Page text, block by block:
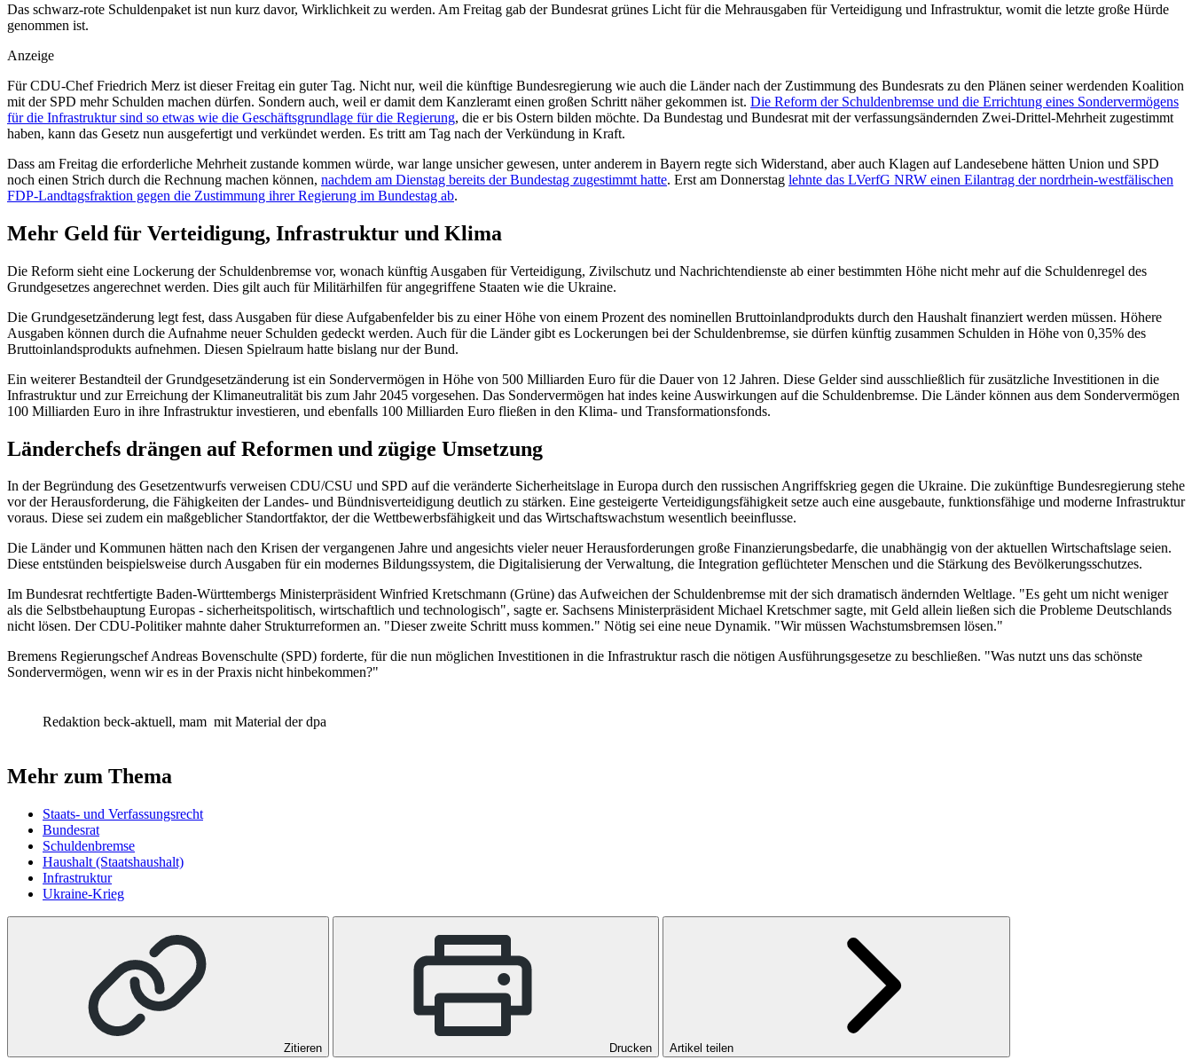
Das schwarz-rote Schuldenpaket ist nun kurz davor, Wirklichkeit zu werden. Am Freitag gab der Bundesrat grünes Licht für die Mehrausgaben für Verteidigung und Infrastruktur, womit die letzte große Hürde
genommen ist.
Anzeige
Für CDU-Chef Friedrich Merz ist dieser Freitag ein guter Tag. Nicht nur, weil die künftige Bundesregierung wie auch die Länder nach der Zustimmung des Bundesrats zu den Plänen seiner werdenden Koalition
mit der SPD mehr Schulden machen dürfen. Sondern auch, weil er damit dem Kanzleramt einen großen Schritt näher gekommen ist. Die Reform der Schuldenbremse und die Errichtung eines Sondervermögens
für die Infrastruktur sind so etwas wie die Geschäftsgrundlage für die Regierung, die er bis Ostern bilden möchte. Da Bundestag und Bundesrat mit der verfassungsändernden Zwei-Drittel-Mehrheit zugestimmt
haben, kann das Gesetz nun ausgefertigt und verkündet werden. Es tritt am Tag nach der Verkündung in Kraft.
Dass am Freitag die erforderliche Mehrheit zustande kommen würde, war lange unsicher gewesen, unter anderem in Bayern regte sich Widerstand, aber auch Klagen auf Landesebene hätten Union und SPD
noch einen Strich durch die Rechnung machen können, nachdem am Dienstag bereits der Bundestag zugestimmt hatte. Erst am Donnerstag lehnte das LVerfG NRW einen Eilantrag der nordrhein-westfälischen
FDP-Landtagsfraktion gegen die Zustimmung ihrer Regierung im Bundestag ab.
Mehr Geld für Verteidigung, Infrastruktur und Klima
Die Reform sieht eine Lockerung der Schuldenbremse vor, wonach künftig Ausgaben für Verteidigung, Zivilschutz und Nachrichtendienste ab einer bestimmten Höhe nicht mehr auf die Schuldenregel des
Grundgesetzes angerechnet werden. Dies gilt auch für Militärhilfen für angegriffene Staaten wie die Ukraine.
Die Grundgesetzänderung legt fest, dass Ausgaben für diese Aufgabenfelder bis zu einer Höhe von einem Prozent des nominellen Bruttoinlandprodukts durch den Haushalt finanziert werden müssen. Höhere
Ausgaben können durch die Aufnahme neuer Schulden gedeckt werden. Auch für die Länder gibt es Lockerungen bei der Schuldenbremse, sie dürfen künftig zusammen Schulden in Höhe von 0,35% des
Bruttoinlandsprodukts aufnehmen. Diesen Spielraum hatte bislang nur der Bund.
Ein weiterer Bestandteil der Grundgesetzänderung ist ein Sondervermögen in Höhe von 500 Milliarden Euro für die Dauer von 12 Jahren. Diese Gelder sind ausschließlich für zusätzliche Investitionen in die
Infrastruktur und zur Erreichung der Klimaneutralität bis zum Jahr 2045 vorgesehen. Das Sondervermögen hat indes keine Auswirkungen auf die Schuldenbremse. Die Länder können aus dem Sondervermögen
100 Milliarden Euro in ihre Infrastruktur investieren, und ebenfalls 100 Milliarden Euro fließen in den Klima- und Transformationsfonds.
Länderchefs drängen auf Reformen und zügige Umsetzung
In der Begründung des Gesetzentwurfs verweisen CDU/CSU und SPD auf die veränderte Sicherheitslage in Europa durch den russischen Angriffskrieg gegen die Ukraine. Die zukünftige Bundesregierung stehe
vor der Herausforderung, die Fähigkeiten der Landes- und Bündnisverteidigung deutlich zu stärken. Eine gesteigerte Verteidigungsfähigkeit setze auch eine ausgebaute, funktionsfähige und moderne Infrastruktur
voraus. Diese sei zudem ein maßgeblicher Standortfaktor, der die Wettbewerbsfähigkeit und das Wirtschaftswachstum wesentlich beeinflusse.
Die Länder und Kommunen hätten nach den Krisen der vergangenen Jahre und angesichts vieler neuer Herausforderungen große Finanzierungsbedarfe, die unabhängig von der aktuellen Wirtschaftslage seien.
Diese entstünden beispielsweise durch Ausgaben für ein modernes Bildungssystem, die Digitalisierung der Verwaltung, die Integration geflüchteter Menschen und die Stärkung des Bevölkerungsschutzes.
Im Bundesrat rechtfertigte Baden-Württembergs Ministerpräsident Winfried Kretschmann (Grüne) das Aufweichen der Schuldenbremse mit der sich dramatisch ändernden Weltlage. "Es geht um nicht weniger
als die Selbstbehauptung Europas - sicherheitspolitisch, wirtschaftlich und technologisch", sagte er. Sachsens Ministerpräsident Michael Kretschmer sagte, mit Geld allein ließen sich die Probleme Deutschlands
nicht lösen. Der CDU-Politiker mahnte daher Strukturreformen an. "Dieser zweite Schritt muss kommen." Nötig sei eine neue Dynamik. "Wir müssen Wachstumsbremsen lösen."
Bremens Regierungschef Andreas Bovenschulte (SPD) forderte, für die nun möglichen Investitionen in die Infrastruktur rasch die nötigen Ausführungsgesetze zu beschließen. "Was nutzt uns das schönste
Sondervermögen, wenn wir es in der Praxis nicht hinbekommen?"
Redaktion beck-aktuell, mam mit Material der dpa
Mehr zum Thema
Staats- und Verfassungsrecht
Bundesrat
Schuldenbremse
Haushalt (Staatshaushalt)
Infrastruktur
Ukraine-Krieg
Zitieren Drucken Artikel teilen